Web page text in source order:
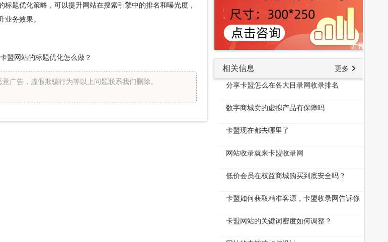
标题优化策略，可以提升网站在搜索引擎中的排名和曝光度，
业务效果。
卡盟网站的标题优化怎么做？
广告，虚假欺骗行为等以上问题联系我们删除。
相关信息 更多
分享卡盟怎么在各大目录网收录排名
数字商城卖的虚拟产品有保障吗
卡盟现在都去哪里了
网站收录就来卡盟收录网
低价会员在权益商城购买到底安全吗？
卡盟如何获取精准客源，卡盟收录网告诉你
卡盟网站的关键词密度如何调整？